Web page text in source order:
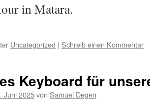
in Matara.
Uncategorized | Schreib einen Kommentar
Keyboard für
Juni 2025von Samuel Degen